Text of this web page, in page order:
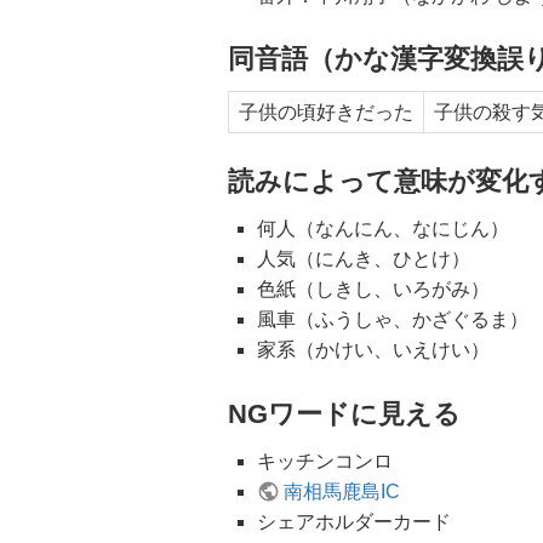
同音語（かな漢字変換誤
子供の頃好きだった 子供の殺す
読みによって意味が変化
何人（なんにん、なにじん）
人気（にんき、ひとけ）
色紙（しきし、いろがみ）
風車（ふうしゃ、かざぐるま）
家系（かけい、いえけい）
NGワードに見える
キッチンコンロ
南相馬鹿島IC
シェアホルダーカード